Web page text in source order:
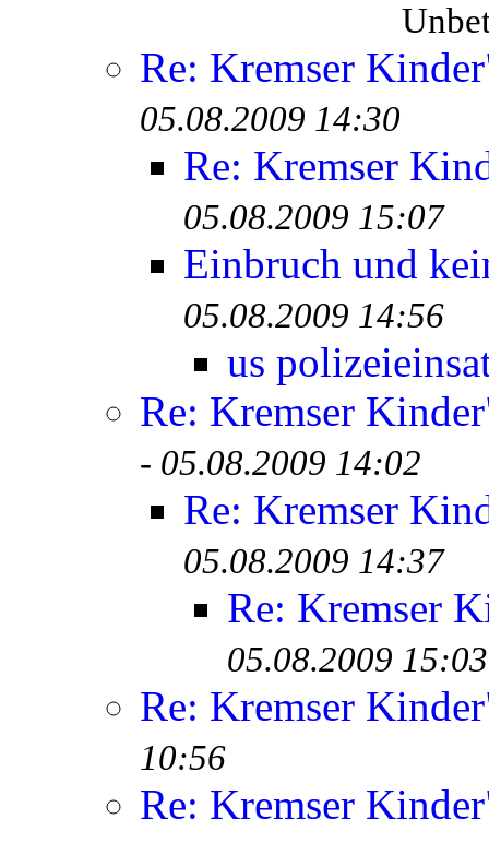
Re: Kremser
05.08.2009 14:30
Re: Kremser
05.08.2009 15:07
Einbruch und
05.08.2009 14:56
us
Re: Kremser
- 05.08.2009 14:02
Re: Kremser
05.08.2009 14:37
Re: Kremser
05.08.2009 15:03
Re: Kremser
10:56
Re: Kremser